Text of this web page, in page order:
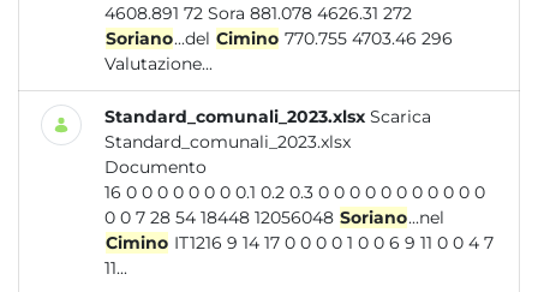
4608.891 72 Sora 881.078 4626.31 272
Soriano...del Cimino 770.755 4703.46 296
Valutazione...
Standard_comunali_2023.xlsx Scarica
Standard_comunali_2023.xlsx
Documento
16 0 0 0 0 0 0 0 0.1 0.2 0.3 0 0 0 0 0 0 0 0 0 0 0
0 0 7 28 54 18448 12056048 Soriano...nel
Cimino IT1216 9 14 17 0 0 0 0 1 0 0 6 9 11 0 0 4 7
11...